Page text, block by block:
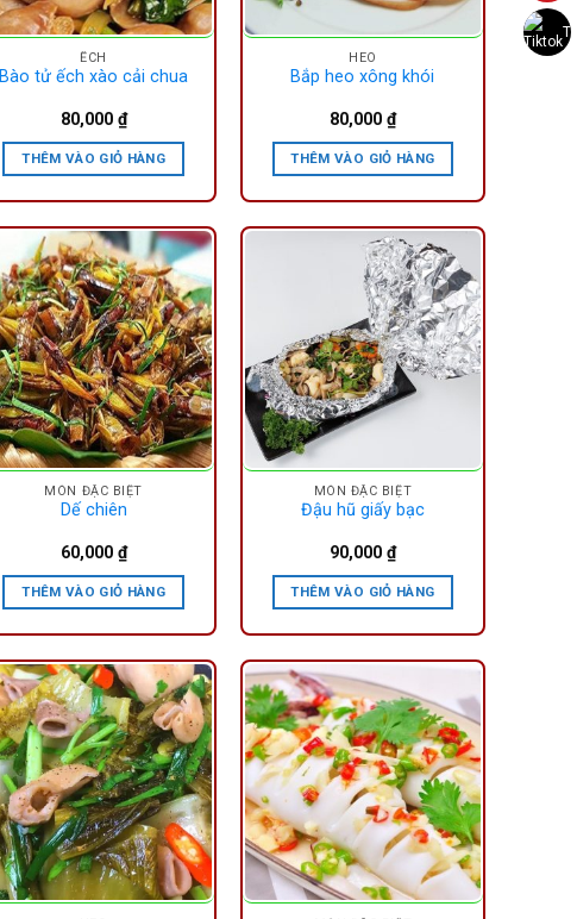
ẾCH
Bào tử ếch xào cải chua
80,000 ₫
THÊM VÀO GIỎ HÀNG
HEO
Bắp heo xông khói
80,000 ₫
THÊM VÀO GIỎ HÀNG
MÓN ĐẶC BIỆT
Dế chiên
60,000 ₫
THÊM VÀO GIỎ HÀNG
MÓN ĐẶC BIỆT
Đậu hũ giấy bạc
90,000 ₫
THÊM VÀO GIỎ HÀNG